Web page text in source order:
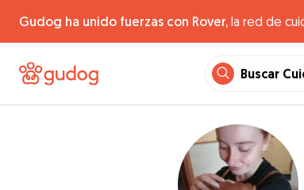
Gudog ha unido fuerzas con Rover, la red de
Buscar